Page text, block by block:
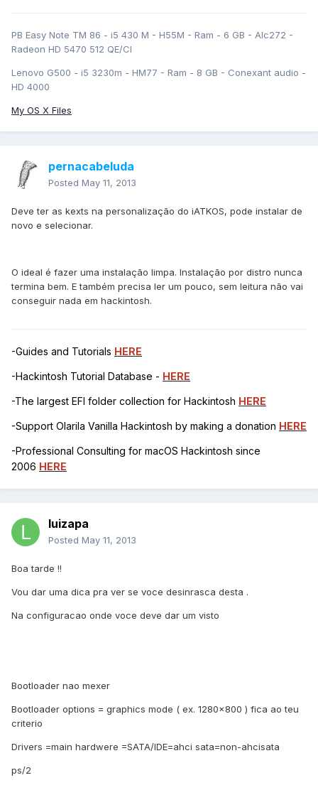
PB Easy Note TM 86 - i5 430 M - H55M - Ram - 6 GB - Alc272 -
Radeon HD 5470 512 QE/CI
Lenovo G500 - i5 3230m - HM77 - Ram - 8 GB - Conexant audio -
HD 4000
My OS X Files
pernacabeluda
Posted May 11, 2013
Deve ter as kexts na personalização do iATKOS, pode instalar de
novo e selecionar.
O ideal é fazer uma instalação limpa. Instalação por distro nunca
termina bem. E também precisa ler um pouco, sem leitura não vai
conseguir nada em hackintosh.
-Guides and Tutorials HERE
-Hackintosh Tutorial Database - HERE
-The largest EFI folder collection for Hackintosh HERE
-Support Olarila Vanilla Hackintosh by making a donation HERE
-Professional Consulting for macOS Hackintosh since
2006 HERE
luizapa
Posted May 11, 2013
Boa tarde !!
Vou dar uma dica pra ver se voce desinrasca desta .
Na configuracao onde voce deve dar um visto
Bootloader nao mexer
Bootloader options = graphics mode ( ex. 1280x800 ) fica ao teu
criterio
Drivers =main hardwere =SATA/IDE=ahci sata=non-ahcisata
ps/2